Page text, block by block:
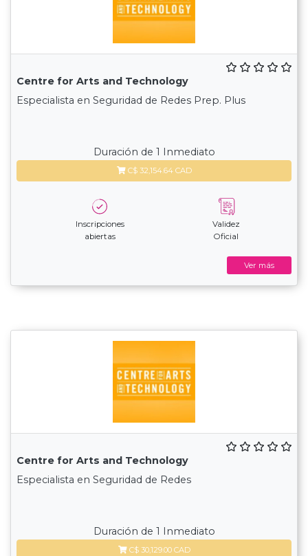
Centre for Arts and Technology
Especialista en Seguridad de Redes Prep. Plus
Duración de 1 Inmediato
C$ 32,154.64 CAD
Inscripciones
abiertas
Validez
Oficial
Ver más
Centre for Arts and Technology
Especialista en Seguridad de Redes
Duración de 1 Inmediato
C$ 30,129.00 CAD